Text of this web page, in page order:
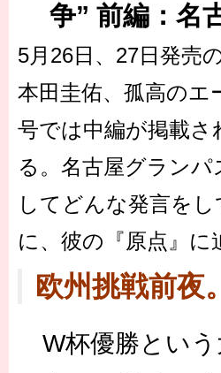
［3218号］WEEKLY EG
［3219号］特別な覇者へ 大逆転か連
［3220号］伝説の王者、黄金のシ
争” 前編：名
5月26日、27日発売
本田圭佑、孤高のエ
号では中編が掲載
る。名古屋グラン
してどんな発言を
に、彼の『原点』に
欧州挑戦前夜
W杯優勝という